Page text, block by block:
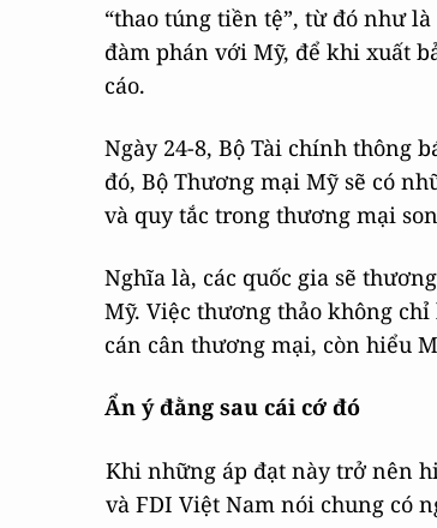
“thao túng tiền tệ”, từ đó như
đàm phán với Mỹ, để khi xuất
cáo.
Ngày 24-8, Bộ Tài chính thông
đó, Bộ Thương mại Mỹ sẽ có
và quy tắc trong thương mại
Nghĩa là, các quốc gia sẽ
Mỹ. Việc thương thảo không
cán cân thương mại, còn hiểu
Ẩn ý đằng sau cái cớ đó
Khi những áp đạt này trở nên
và FDI Việt Nam nói chung có